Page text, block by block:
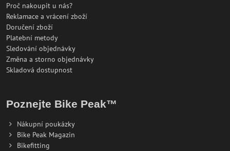
Proč nakoupit u nás?
Reklamace a vrácení zboží
Doručení zboží
Platební metody
Sledování objednávky
Změna a storno objednávky
Skladová dostupnost
Poznejte Bike Peak™
Nákupní poukázky
Bike Peak Magazin
Bikefitting